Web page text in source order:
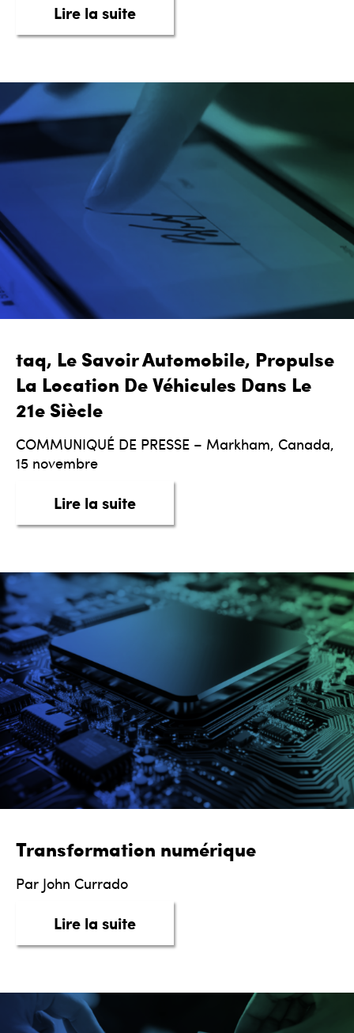
Lire la suiteabout Nous ouvrons une
taq, Le Savoir Automobile, Propulse
La Location De Véhicules Dans Le
21e Siècle
COMMUNIQUÉ DE PRESSE – Markham, Canada,
15 novembre
Lire la suiteabout taq, Le Savoir
Transformation numérique
Par John Currado
Lire la suiteabout Transformation